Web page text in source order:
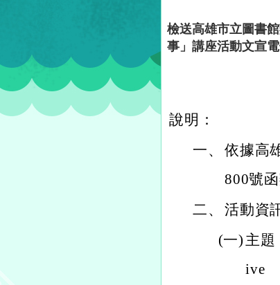
檢送高雄市立圖書
事」講座活動文宣
說明：
一、 依據高
800號函
二、 活動資
(一) 主題
ive